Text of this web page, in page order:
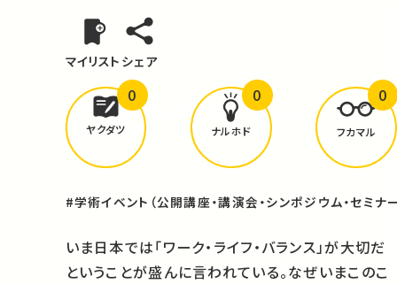
マイリスト シェア
どんな学びがありましたか？
ヤクダツ
0
ナルホド
0
フカマル
0
#学術イベント（公開講座・講演会・シンポジウム・セミナ
いま日本では「ワーク・ライフ・バランス」が大切だ
ということが盛んに言われている。なぜいまこのこ